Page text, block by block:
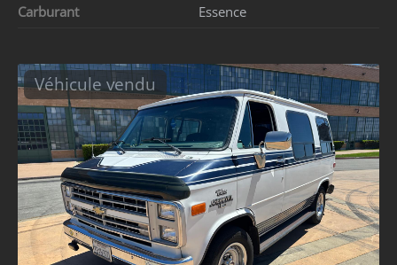
Carburant
Essence
Véhicule vendu